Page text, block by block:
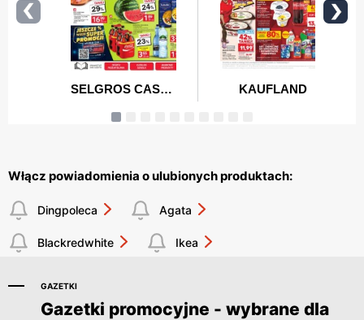
Włącz powiadomienia o ulubionych produktach:
Dingpoleca Agata
Blackredwhite Ikea
GAZETKI
Gazetki promocyjne - wybrane dla